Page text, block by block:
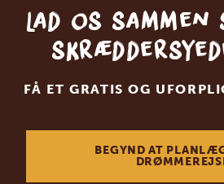
Lad os
FÅ ET GRATIS OG
BEGYND AT